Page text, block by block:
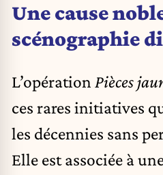
Une cause
scénographie
L’opération Pièces
ces rares initiatives
les décennies sans
Elle est associée à